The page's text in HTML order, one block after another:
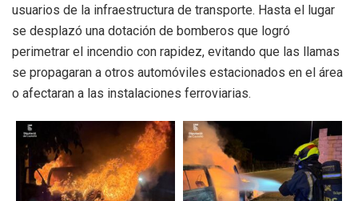
usuarios de la infraestructura de transporte. Hasta el lugar
se desplazó una dotación de bomberos que logró
perimetrar el incendio con rapidez, evitando que las llamas
se propagaran a otros automóviles estacionados en el área
o afectaran a las instalaciones ferroviarias.